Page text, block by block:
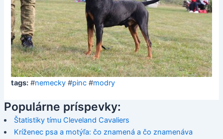
tags: #nemecky #pinc #modry
Populárne príspevky:
Štatistiky tímu Cleveland Cavaliers
Kríženec psa a motýľa: čo znamená a čo znamenáva